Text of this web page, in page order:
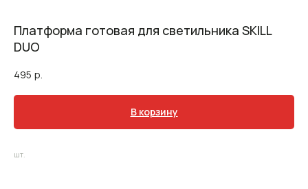
Платформа готовая для светильника SKILL
DUO
495 р.
В корзину
шт.